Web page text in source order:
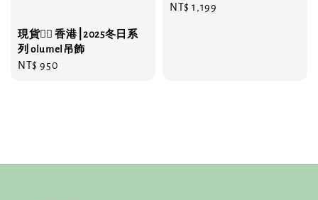
現貨❤️‍🔥 香港⎮2025冬日系
列 olumel吊飾
Regular
NT$ 950
Regular
NT$ 1,199